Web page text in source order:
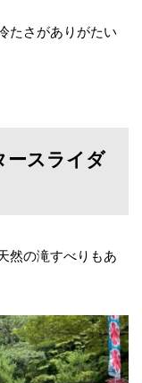
たさがありがたい
ースライダ
然の滝すべりもあ